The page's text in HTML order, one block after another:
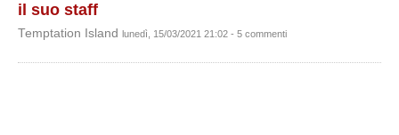
il suo staff
Temptation Island lunedì, 15/03/2021 21:02 - 5 commenti